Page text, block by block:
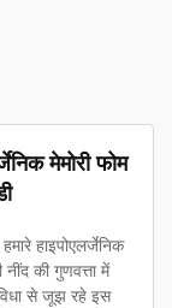
मेमोरी फोम
हाइपोएलर्जेनिक
की गुणवत्ता में
से जूझ रहे इस